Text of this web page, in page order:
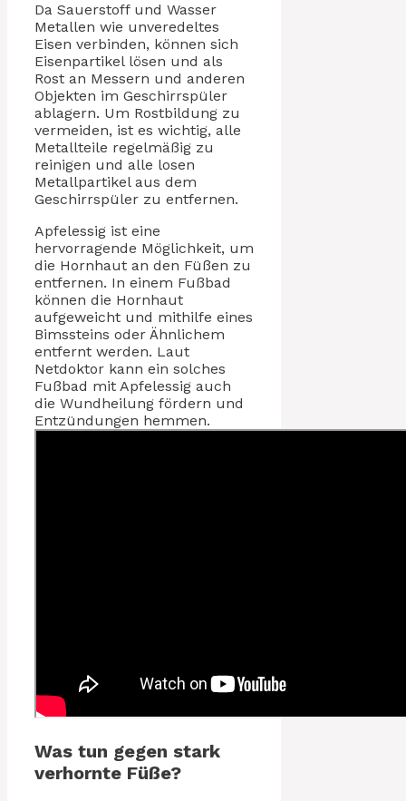
Da Sauerstoff und Wasser
Metallen wie unveredeltes
Eisen verbinden, können sich
Eisenpartikel lösen und als
Rost an Messern und anderen
Objekten im Geschirrspüler
ablagern. Um Rostbildung zu
vermeiden, ist es wichtig, alle
Metallteile regelmäßig zu
reinigen und alle losen
Metallpartikel aus dem
Geschirrspüler zu entfernen.
Apfelessig ist eine
hervorragende Möglichkeit, um
die Hornhaut an den Füßen zu
entfernen. In einem Fußbad
können die Hornhaut
aufgeweicht und mithilfe eines
Bimssteins oder Ähnlichem
entfernt werden. Laut
Netdoktor kann ein solches
Fußbad mit Apfelessig auch
die Wundheilung fördern und
Entzündungen hemmen.
Was tun gegen stark
verhornte Füße?